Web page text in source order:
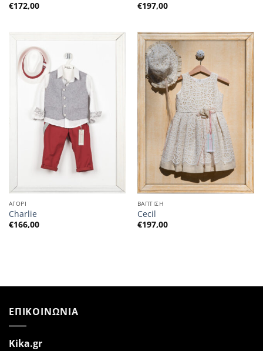
€172,00
€197,00
ΑΓΟΡΙ
Charlie
€166,00
ΒΑΠΤΙΣΗ
Cecil
€197,00
ΕΠΙΚΟΙΝΩΝΙΑ
Kika.gr